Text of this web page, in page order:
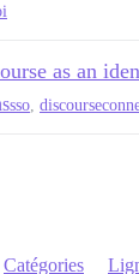
as an
sso
Catégories